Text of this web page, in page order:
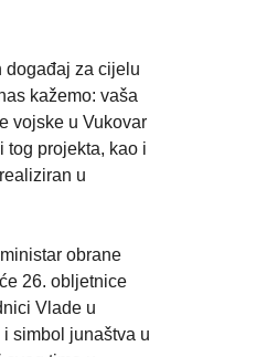
događaj za cijelu
kažemo: vaša
vojske u Vukovar
tog projekta, kao i
u
obrane
26. obljetnice
Vlade u
simbol junaštva u